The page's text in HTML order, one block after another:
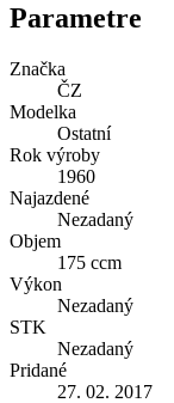
Parametre
Značka
ČZ
Modelka
Ostatní
Rok výroby
1960
Najazdené
Nezadaný
Objem
175 ccm
Výkon
Nezadaný
STK
Nezadaný
Pridané
27. 02. 2017